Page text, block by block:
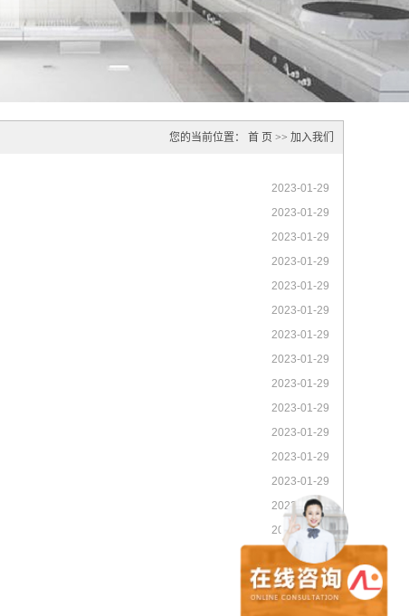
您的当前位置： 首 页 >> 加入我们
2023-01-29
2023-01-29
2023-01-29
2023-01-29
2023-01-29
2023-01-29
2023-01-29
2023-01-29
2023-01-29
2023-01-29
2023-01-29
2023-01-29
2023-01-29
2023-01-29
2023-01-29
2023-01-29
2019-04-15
2019-04-15